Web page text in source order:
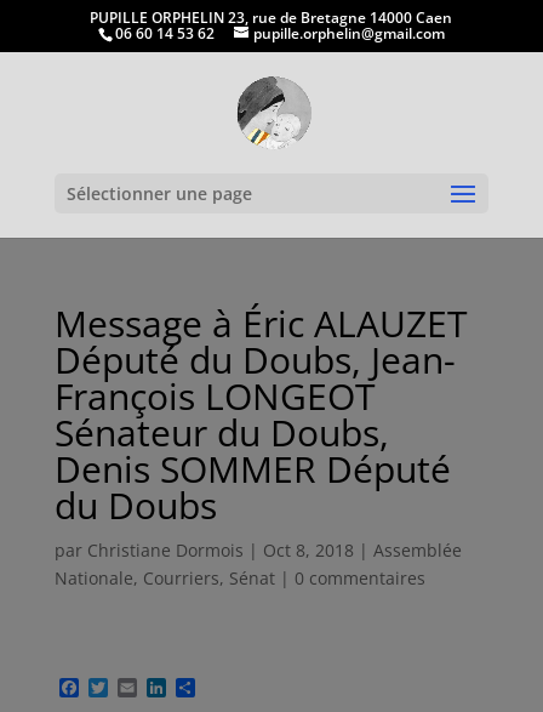
PUPILLE ORPHELIN 23, rue de Bretagne 14000 Caen
06 60 14 53 62 pupille.orphelin@gmail.com
Sélectionner une page
Message à Éric ALAUZET
Député du Doubs, Jean-
François LONGEOT
Sénateur du Doubs,
Denis SOMMER Député
du Doubs
par Christiane Dormois | Oct 8, 2018 | Assemblée
Nationale, Courriers, Sénat| 0 commentaires
F T E L P